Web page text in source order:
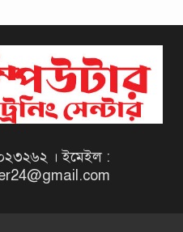
২০২৬ | Taxes Zone
Job Circular 2026
সংস্থা সেতু (SETU)
Circular 2026
। ইমেইল :